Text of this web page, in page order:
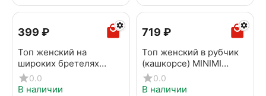
‍399‍ ₽
Топ женский на
широких бретелях
MINIMI 1141_01CE Nero
0.0
В наличии
‍719‍ ₽
Топ женский в рубчик
(кашкорсе) MINIMI
1141AS Fresh nebbia
0.0
В наличии